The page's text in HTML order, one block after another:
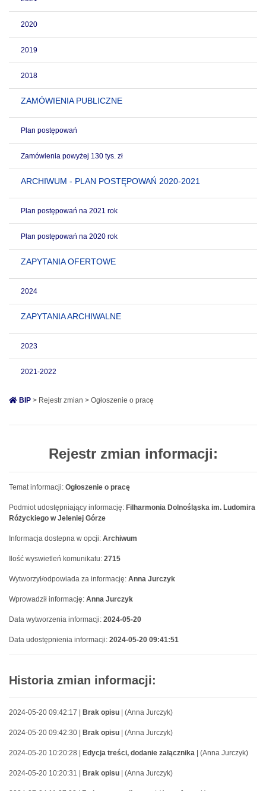
2020
2019
2018
ZAMÓWIENIA PUBLICZNE
Plan postępowań
Zamówienia powyżej 130 tys. zł
ARCHIWUM - PLAN POSTĘPOWAŃ 2020-2021
Plan postępowań na 2021 rok
Plan postępowań na 2020 rok
ZAPYTANIA OFERTOWE
2024
ZAPYTANIA ARCHIWALNE
2023
2021-2022
BIP > Rejestr zmian > Ogłoszenie o pracę
Rejestr zmian informacji:
Temat informacji: Ogłoszenie o pracę
Podmiot udostępniający informację: Filharmonia Dolnośląska im. Ludomira
Różyckiego w Jeleniej Górze
Informacja dostepna w opcji: Archiwum
Ilość wyswietleń komunikatu: 2715
Wytworzył/odpowiada za informację: Anna Jurczyk
Wprowadził informację: Anna Jurczyk
Data wytworzenia informacji: 2024-05-20
Data udostępnienia informacji: 2024-05-20 09:41:51
Historia zmian informacji:
2024-05-20 09:42:17 | Brak opisu | (Anna Jurczyk)
2024-05-20 09:42:30 | Brak opisu | (Anna Jurczyk)
2024-05-20 10:20:28 | Edycja treści, dodanie załącznika | (Anna Jurczyk)
2024-05-20 10:20:31 | Brak opisu | (Anna Jurczyk)